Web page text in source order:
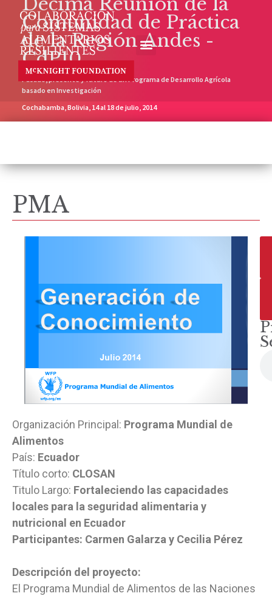
Comunidad de Práctica
de la Región Andes -
CdP10
Pasado, presente y futuro de un Programa de Desarrollo Agrícola
basado en Investigación
Cochabamba, Bolivia, 14 al 18 de julio, 2014
PMA
Organización Principal: Programa Mundial de
Alimentos
País: Ecuador
Título corto: CLOSAN
Titulo Largo: Fortaleciendo las capacidades
locales para la seguridad alimentaria y
nutricional en Ecuador
Participantes: Carmen Galarza y Cecilia Pérez
Descripción del proyecto:
El Programa Mundial de Alimentos de las Naciones